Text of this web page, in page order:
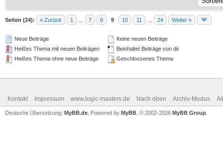
Seiten (24): « Zurück 1 7 8 9 10 11 24 Weiter »
Neue Beiträge
Heißes Thema mit neuen Beiträgen
Heißes Thema ohne neue Beiträge
Keine neuen Beiträge
Beinhaltet Beiträge von dir
Geschlossenes Thema
Kontakt Impressum www.logic-masters.de Nach oben Archiv-Modus
Deutsche Übersetzung: MyBB.de , Powered by MyBB , © 2002-2026 MyBB Group